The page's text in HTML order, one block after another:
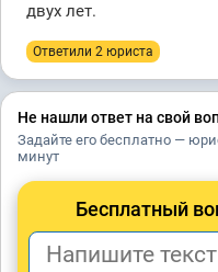
двух лет.
Ответили 2 юристa
Не нашли ответ на свой
Задайте его бесплатно —
минут
Бесплатный